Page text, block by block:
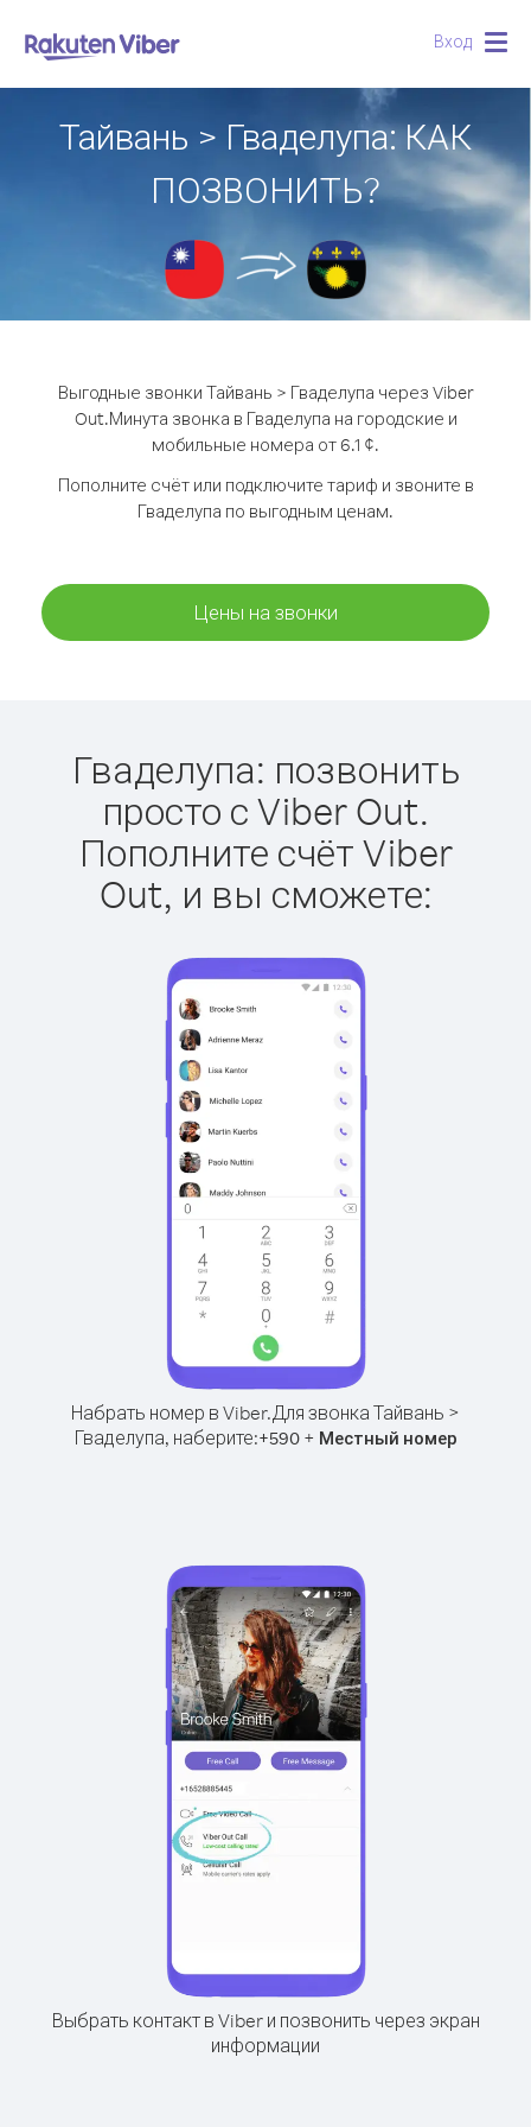
Вход
Тайвань > Гваделупа: КАК
ПОЗВОНИТЬ?
Выгодные звонки Тайвань > Гваделупа через Viber
Out.Минута звонка в Гваделупа на городские и
мобильные номера от 6.1 ¢.
Пополните счёт или подключите тариф и звоните в
Гваделупа по выгодным ценам.
Цены на звонки
Гваделупа: позвонить
просто с Viber Out.
Пополните счёт Viber
Out, и вы сможете:
Набрать номер в Viber.Для звонка Тайвань >
Гваделупа, наберите:+590+ Местный номер
Выбрать контакт в Viber и позвонить через экран
информации